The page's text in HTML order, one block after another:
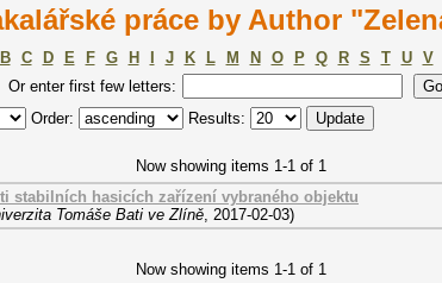
práce by Author
B C D E F G H J K L M N O P Q R S T U V
Or enter first few letters:
Order: Results:
Now showing items 1-1 of 1
stabilních hasicích zařízení vybraného objektu
Tomáše Bati ve Zlíně, 2017-02-03)
Now showing items 1-1 of 1